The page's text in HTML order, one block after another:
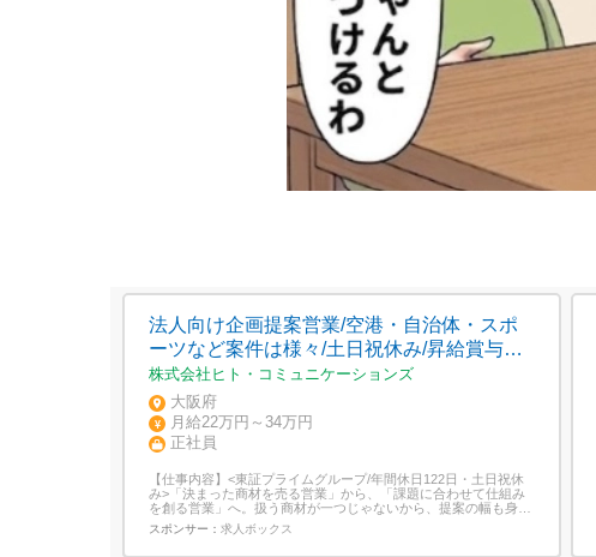
法人向け企画提案営業/空港・自治体・スポ
ーツなど案件は様々/土日祝休み/昇給賞与あ
り/年休122日
株式会社ヒト・コミュニケーションズ
大阪府
月給22万円～34万円
正社員
【仕事内容】<東証プライムグループ/年間休日122日・土日祝休
み>「決まった商材を売る営業」から、「課題に合わせて仕組み
を創る営業」へ。扱う商材が一つじゃないから、提案の幅も身に
つく経験も広がる。空港運営や自治体、プロスポーツチームなど
多彩な案件で課題解決に挑む、企画提案営業です。 営業としての
スポンサー： 求人ボックス